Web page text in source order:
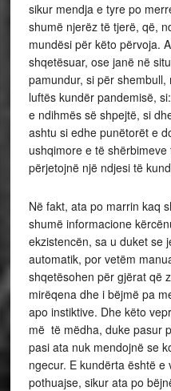
sikur mendja e tyre po
shumë njerëz të tjerë, që,
mundësi për këto përvoja.
shqetësuar, ose janë në
pamundur, si për
luftës kundër pandemisë,
e ndihmës së shpejtë, si
ashtu si edhe punëtorët e
ushqimore e të
përjetojnë një ndjesi të
Në fakt, ata po marrin kaq
shumë informacione
ekzistencën, sa u duket se
automatik, por vetëm
shqetësohen për gjërat që
mirëqena dhe i bëjmë pa
apo instiktive. Dhe këto
më të mëdha, duke pasur
pasi ata nuk mendojnë se
ngecur. E kundërta është e
pothuajse, sikur ata po